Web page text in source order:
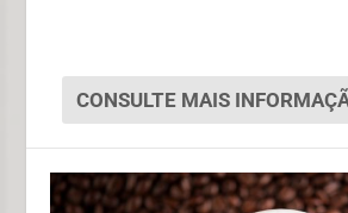
CONSULTE MAIS